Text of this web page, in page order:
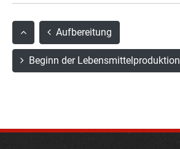
Aufbereitung
Beginn der Lebensmittelproduktion